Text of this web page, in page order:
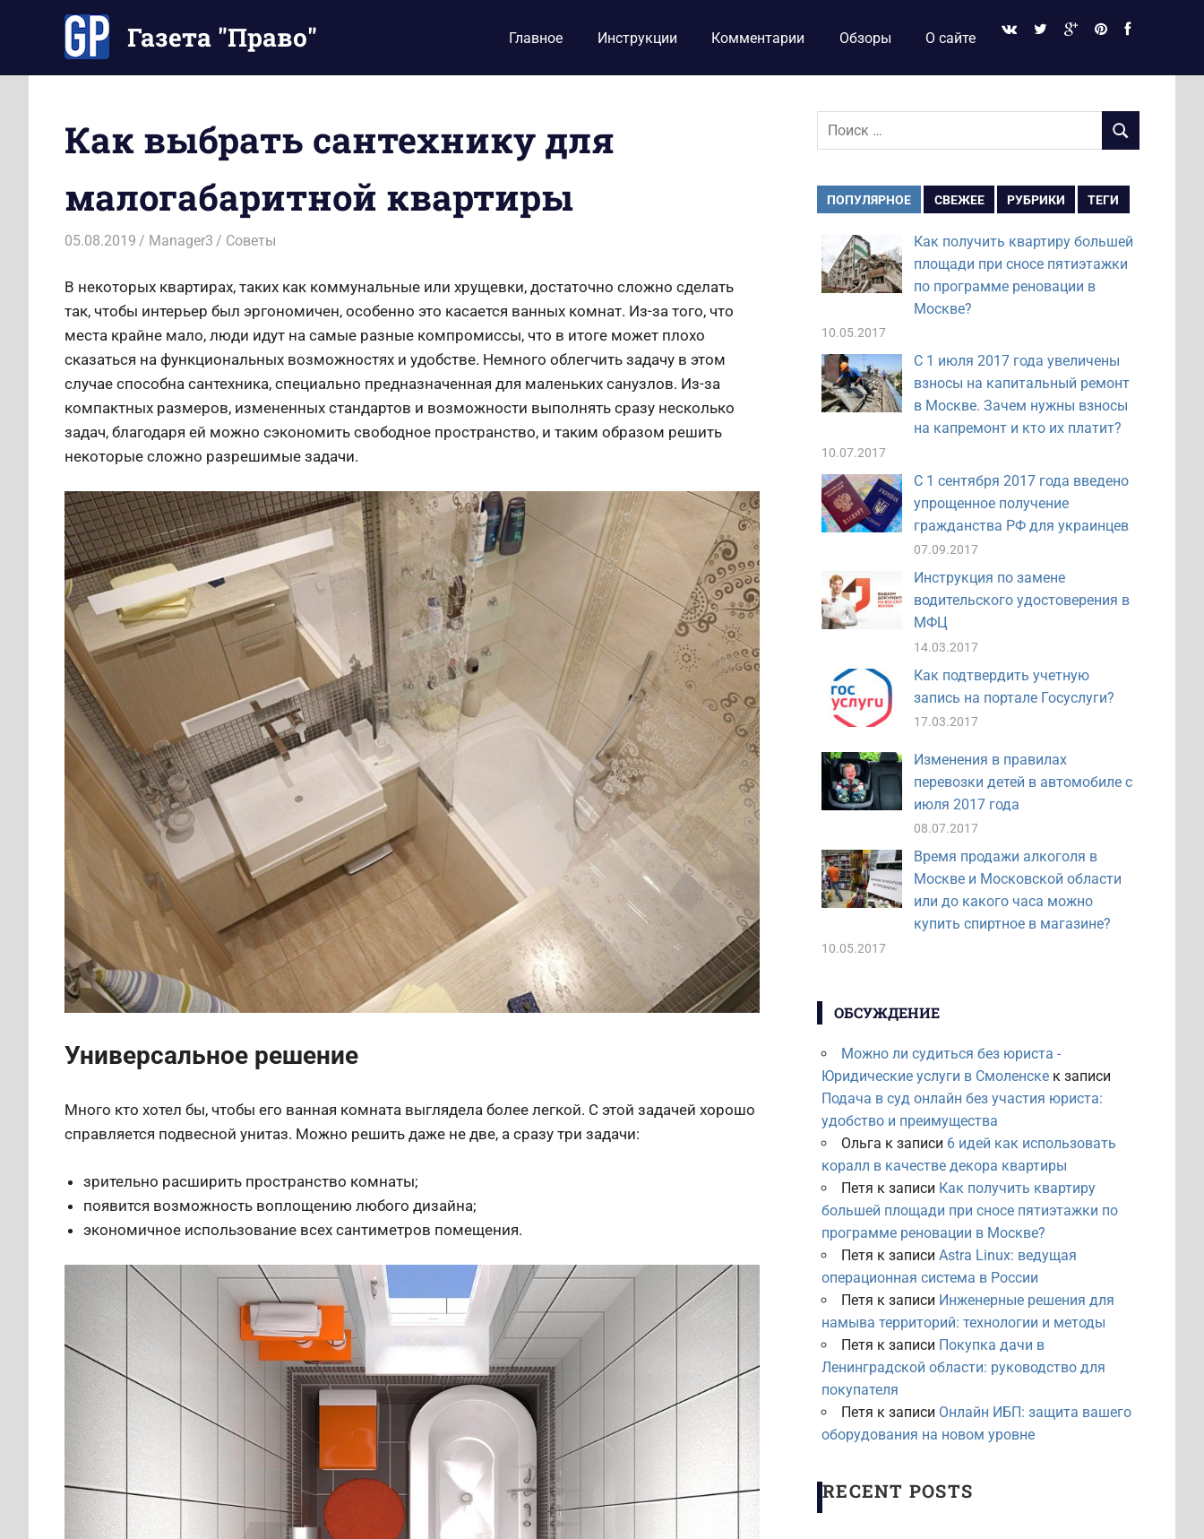
содержимому
Газета "Право"
Ваше
время
Главное Инструкции Комментарии Обзоры О сайте
Как выбрать сантехнику для
малогабаритной квартиры
05.08.2019 Manager3 Советы
В некоторых квартирах, таких как коммунальные или хрущевки, достаточно сложно сделать
так, чтобы интерьер был эргономичен, особенно это касается ванных комнат. Из-за того, что
места крайне мало, люди идут на самые разные компромиссы, что в итоге может плохо
сказаться на функциональных возможностях и удобстве. Немного облегчить задачу в этом
случае способна сантехника, специально предназначенная для маленьких санузлов. Из-за
компактных размеров, измененных стандартов и возможности выполнять сразу несколько
задач, благодаря ей можно сэкономить свободное пространство, и таким образом решить
некоторые сложно разрешимые задачи.
Универсальное решение
Много кто хотел бы, чтобы его ванная комната выглядела более легкой. С этой задачей хорошо
справляется подвесной унитаз. Можно решить даже не две, а сразу три задачи:
зрительно расширить пространство комнаты;
появится возможность воплощению любого дизайна;
экономичное использование всех сантиметров помещения.
Поиск
ПОИСК
ПОПУЛЯРНОЕ СВЕЖЕЕ РУБРИКИ ТЕГИ
Как получить квартиру большей
площади при сносе пятиэтажки
по программе реновации в
Москве?
10.05.2017
С 1 июля 2017 года увеличены
взносы на капитальный ремонт
в Москве. Зачем нужны взносы
на капремонт и кто их платит?
10.07.2017
С 1 сентября 2017 года введено
упрощенное получение
гражданства РФ для украинцев
07.09.2017
Инструкция по замене
водительского удостоверения в
МФЦ
14.03.2017
Как подтвердить учетную
запись на портале Госуслуги?
17.03.2017
Изменения в правилах
перевозки детей в автомобиле с
июля 2017 года
08.07.2017
Время продажи алкоголя в
Москве и Московской области
или до какого часа можно
купить спиртное в магазине?
10.05.2017
ОБСУЖДЕНИЕ
Можно ли судиться без юриста -
Юридические услуги в Смоленскек записи
Подача в суд онлайн без участия юриста:
удобство и преимущества
Ольга к записи 6 идей как использовать
коралл в качестве декора квартиры
Петя к записи Как получить квартиру
большей площади при сносе пятиэтажки по
программе реновации в Москве?
Петя к записи Astra Linux: ведущая
операционная система в России
Петя к записи Инженерные решения для
намыва территорий: технологии и методы
Петя к записи Покупка дачи в
Ленинградской области: руководство для
покупателя
Петя к записи Онлайн ИБП: защита вашего
оборудования на новом уровне
RECENT POSTS